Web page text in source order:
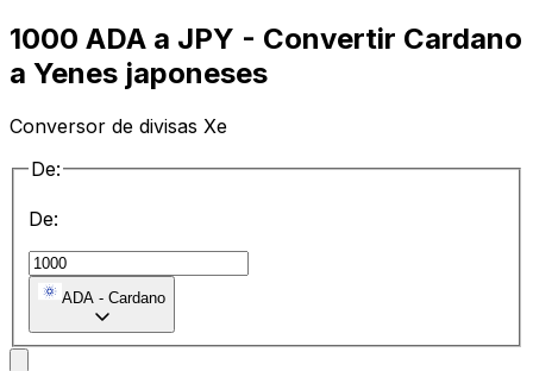
1000 ADA a JPY - Convertir Cardano
a Yenes japoneses
Conversor de divisas Xe
De:
De:
ADA - Cardano